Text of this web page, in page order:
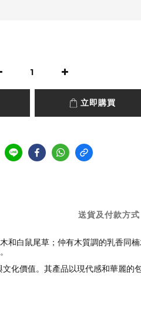
立即購買
送貨及付款方式
和白鼠尾草；仲有木質調的乳香同
化價值。其產品以現代感和華麗的